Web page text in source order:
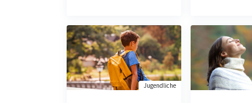
Jugendliche